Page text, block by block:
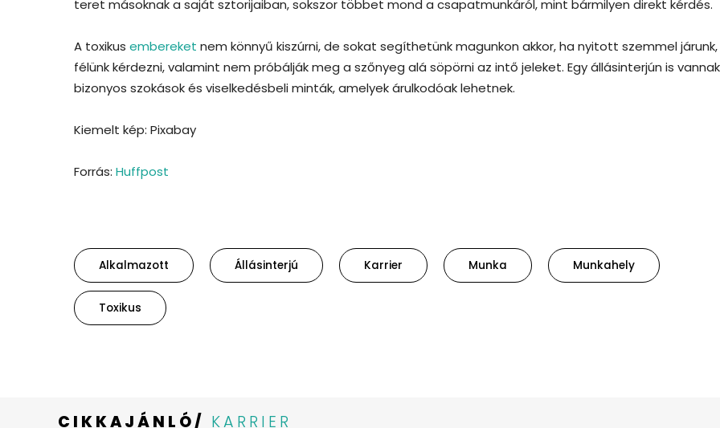
teret másoknak a saját sztorijaiban, sokszor többet mond a csapatmunkáról, mint bármilyen direkt kérdés.
A toxikus embereket nem könnyű kiszúrni, de sokat segíthetünk magunkon akkor, ha nyitott szemmel
félünk kérdezni, valamint nem próbálják meg a szőnyeg alá söpörni az intő jeleket. Egy állásinterjún is vannak
bizonyos szokások és viselkedésbeli minták, amelyek árulkodóak lehetnek.
Kiemelt kép: Pixabay
Forrás: Huffpost
Alkalmazott Állásinterjú Karrier Munka Munkahely
Toxikus
CIKKAJÁNLÓ/ KARRIER